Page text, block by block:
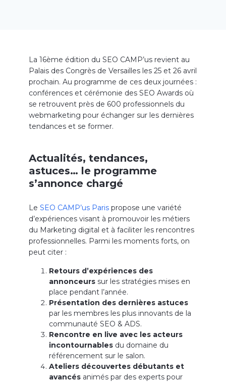
La 16ème édition du SEO CAMP’us revient au
Palais des Congrès de Versailles les 25 et 26 avril
prochain. Au programme de ces deux journées :
conférences et cérémonie des SEO Awards où
se retrouvent près de 600 professionnels du
webmarketing pour échanger sur les dernières
tendances et se former.
Actualités, tendances,
astuces… le programme
s’annonce chargé
Le SEO CAMP’us Parispropose une variété
d’expériences visant à promouvoir les métiers
du Marketing digital et à faciliter les rencontres
professionnelles. Parmi les moments forts, on
peut citer :
Retours d’expériences des
annonceurssur les stratégies mises en
place pendant l’année.
Présentation des dernières astuces
par les membres les plus innovants de la
communauté SEO & ADS.
Rencontre en live avec les acteurs
incontournablesdu domaine du
référencement sur le salon.
Ateliers découvertes débutants et
avancésanimés par des experts pour